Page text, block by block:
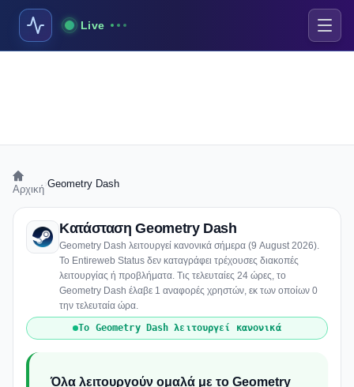
Live
Αρχική Geometry Dash
Κατάσταση Geometry Dash
Geometry Dash λειτουργεί κανονικά σήμερα (9 August 2026).
Το Entireweb Status δεν καταγράφει τρέχουσες διακοπές
λειτουργίας ή προβλήματα. Τις τελευταίες 24 ώρες, το
Geometry Dash έλαβε 1 αναφορές χρηστών, εκ των οποίων 0
την τελευταία ώρα.
Το Geometry Dash λειτουργεί κανονικά
Όλα λειτουργούν ομαλά με το Geometry